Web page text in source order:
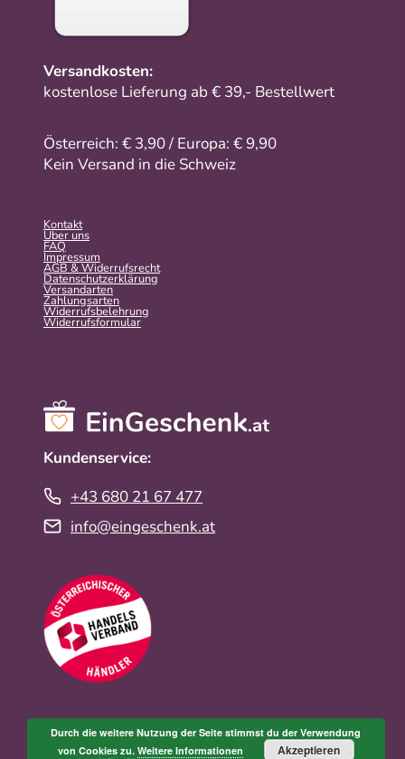
Versandkosten:
kostenlose Lieferung ab € 39,- Bestellwert
Österreich: € 3,90 / Europa: € 9,90
Kein Versand in die Schweiz
Kontakt
Über uns
FAQ
Impressum
AGB & Widerrufsrecht
Datenschutzerklärung
Versandarten
Zahlungsarten
Widerrufsbelehrung
Widerrufs­formular
Kundenservice:
+43 680 21 67 477
info@eingeschenk.at
Durch die weitere Nutzung der Seite stimmst du der Verwendung
von Cookies zu. Weitere Informationen Akzeptieren